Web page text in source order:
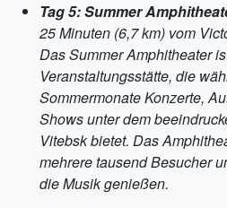
Tag 5: Summer
25 Minuten (6,7 km) vom
Das Summer Amphitheater
Veranstaltungsstätte, die
Sommermonate Konzerte,
Shows unter dem
Vitebsk bietet. Das
mehrere tausend Besucher
die Musik genießen.